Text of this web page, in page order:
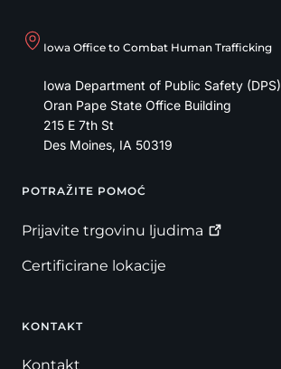
Iowa Office to Combat Human Trafficking
Iowa Department of Public Safety (DPS)
Oran Pape State Office Building
215 E 7th St
Des Moines, IA 50319
Footer
POTRAŽITE POMOĆ
Prijavite trgovinu ljudima
Certificirane lokacije
KONTAKT
Kontakt